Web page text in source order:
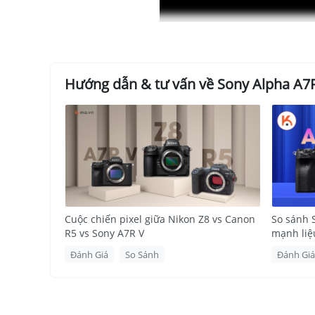
1. Sony A7R V: Chuẩn Mực Mới
Ra mắt vào ngày Sony A7R V
tưởng cho những người dùng chú trọng đến từng
Hướng dẫn & tư vấn về Sony Alpha
Cuộc chiến pixel giữa Nikon Z8 vs Canon
R5 vs Sony A7R V
Đánh Giá So Sánh
So sánh
mạnh
Đánh Giá